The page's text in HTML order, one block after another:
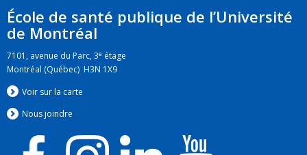
École de santé publique de l’Université
de Montréal
7101, avenue du Parc, 3e étage
Montréal (Québec) H3N 1X9
Voir sur la carte
Nous joindre